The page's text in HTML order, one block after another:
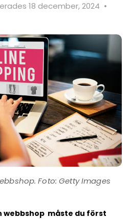
18 december, 2024 •
Foto: Getty Images
webbshop måste du först